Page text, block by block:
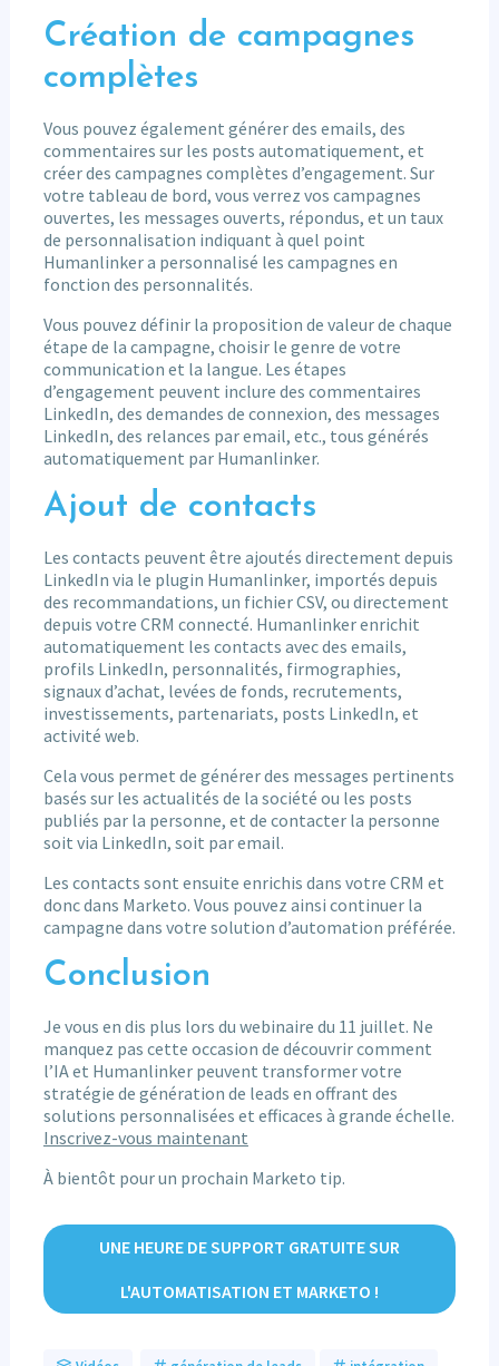
Création de campagnes
complètes
Vous pouvez également générer des emails, des
commentaires sur les posts automatiquement, et
créer des campagnes complètes d’engagement. Sur
votre tableau de bord, vous verrez vos campagnes
ouvertes, les messages ouverts, répondus, et un taux
de personnalisation indiquant à quel point
Humanlinker a personnalisé les campagnes en
fonction des personnalités.
Vous pouvez définir la proposition de valeur de chaque
étape de la campagne, choisir le genre de votre
communication et la langue. Les étapes
d’engagement peuvent inclure des commentaires
LinkedIn, des demandes de connexion, des messages
LinkedIn, des relances par email, etc., tous générés
automatiquement par Humanlinker.
Ajout de contacts
Les contacts peuvent être ajoutés directement depuis
LinkedIn via le plugin Humanlinker, importés depuis
des recommandations, un fichier CSV, ou directement
depuis votre CRM connecté. Humanlinker enrichit
automatiquement les contacts avec des emails,
profils LinkedIn, personnalités, firmographies,
signaux d’achat, levées de fonds, recrutements,
investissements, partenariats, posts LinkedIn, et
activité web.
Cela vous permet de générer des messages pertinents
basés sur les actualités de la société ou les posts
publiés par la personne, et de contacter la personne
soit via LinkedIn, soit par email.
Les contacts sont ensuite enrichis dans votre CRM et
donc dans Marketo. Vous pouvez ainsi continuer la
campagne dans votre solution d’automation préférée.
Conclusion
Je vous en dis plus lors du webinaire du 11 juillet. Ne
manquez pas cette occasion de découvrir comment
l’IA et Humanlinker peuvent transformer votre
stratégie de génération de leads en offrant des
solutions personnalisées et efficaces à grande échelle.
Inscrivez-vous maintenant
À bientôt pour un prochain Marketo tip.
UNE HEURE DE SUPPORT GRATUITE SUR
L'AUTOMATISATION ET MARKETO !